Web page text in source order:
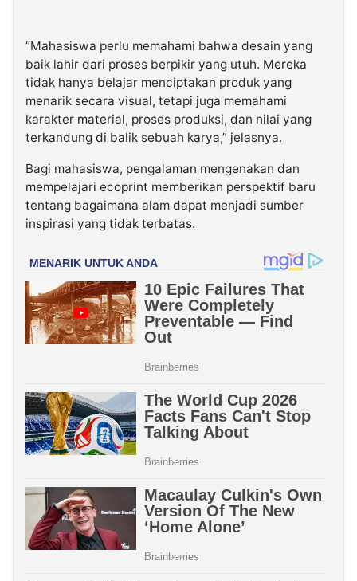
“Mahasiswa perlu memahami bahwa desain yang
baik lahir dari proses berpikir yang utuh. Mereka
tidak hanya belajar menciptakan produk yang
menarik secara visual, tetapi juga memahami
karakter material, proses produksi, dan nilai yang
terkandung di balik sebuah karya,” jelasnya.
Bagi mahasiswa, pengalaman mengenakan dan
mempelajari ecoprint memberikan perspektif baru
tentang bagaimana alam dapat menjadi sumber
inspirasi yang tidak terbatas.